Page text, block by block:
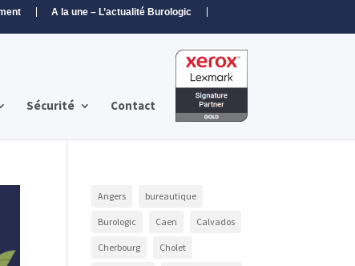
A la une – L’actualité Burologic
Sécurité Contact
Angers bureautique
Burologic Caen Calvados
Cherbourg Cholet